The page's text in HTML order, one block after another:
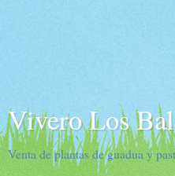
Vivero Los
Venta de plantas de guadua y